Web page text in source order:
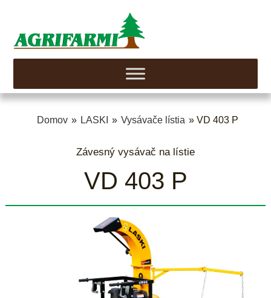
Domov » LASKI » Vysávače lístia » VD 403 P
Závesný vysávač na lístie
VD 403 P